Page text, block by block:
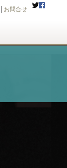
お問合せ